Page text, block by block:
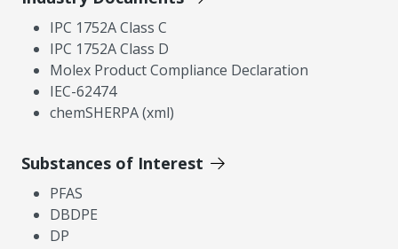
IPC 1752A Class C
IPC 1752A Class D
Molex Product Compliance Declaration
IEC-62474
chemSHERPA (xml)
Substances of Interest
PFAS
DBDPE
DP